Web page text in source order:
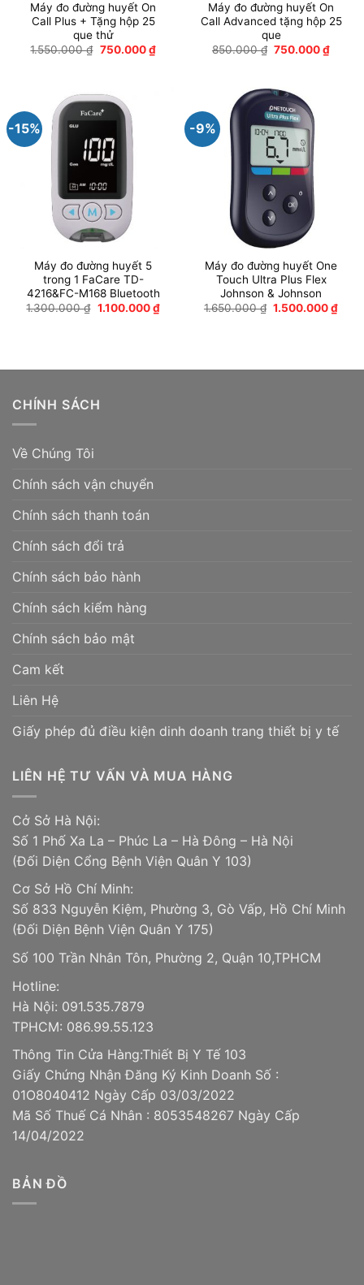
Máy đo đường huyết On
Call Plus + Tặng hộp 25
que thử
1.550.000₫ Giá
750.000₫Giá
hiện
Máy đo đường huyết On
Call Advanced tặng hộp 25
que
850.000₫ Giá
750.000₫Giá
-15%
Máy đo đường huyết 5
trong 1 FaCare TD-
4216&FC-M168 Bluetooth
1.300.000₫ Giá
1.100.000₫Giá
hiện
-9%
Máy đo đường huyết One
Touch Ultra Plus Flex
Johnson & Johnson
1.650.000₫ Giá
1.500.000₫Giá
CHÍNH SÁCH
Về Chúng Tôi
Chính sách vận chuyển
Chính sách thanh toán
Chính sách đổi trả
Chính sách bảo hành
Chính sách kiểm hàng
Chính sách bảo mật
Cam kết
Liên Hệ
Giấy phép đủ điều kiện dinh doanh trang thiết bị y tế
LIÊN HỆ TƯ VẤN VÀ MUA HÀNG
Cở Sở Hà Nội:
Số 1 Phố Xa La – Phúc La – Hà Đông – Hà Nội
(Đối Diện Cổng Bệnh Viện Quân Y 103)
Cơ Sở Hồ Chí Minh:
Số 833 Nguyễn Kiệm, Phường 3, Gò Vấp, Hồ Chí Minh
(Đối Diện Bệnh Viện Quân Y 175)
Số 100 Trần Nhân Tôn, Phường 2, Quận 10,TPHCM
Hotline:
Hà Nội: 091.535.7879
TPHCM: 086.99.55.123
Thông Tin Cửa Hàng:Thiết Bị Y Tế 103
Giấy Chứng Nhận Đăng Ký Kinh Doanh Số :
01O8040412 Ngày Cấp 03/03/2022
Mã Số Thuế Cá Nhân : 8053548267 Ngày Cấp
14/04/2022
BẢN ĐỒ